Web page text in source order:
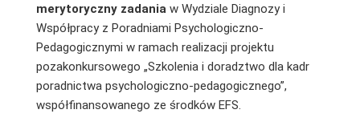
merytoryczny zadania w Wydziale Diagnozy i
Współpracy z Poradniami Psychologiczno-
Pedagogicznymi w ramach realizacji projektu
pozakonkursowego „Szkolenia i doradztwo dla kadr
poradnictwa psychologiczno-pedagogicznego”,
współfinansowanego ze środków EFS.